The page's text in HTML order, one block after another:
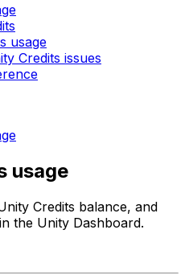
usage
Credits issues
usage
Credits balance, and
the Unity Dashboard.